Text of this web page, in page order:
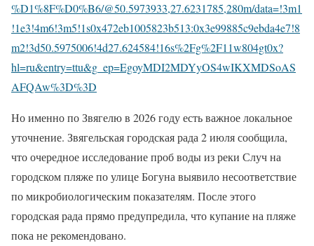
%D1%8F%D0%B6/@50.5973933,27.6231785,280m/data=!3m1
!1e3!4m6!3m5!1s0x472eb1005823b513:0x3e99885c9ebda4e7!8
m2!3d50.5975006!4d27.624584!16s%2Fg%2F11w804gt0x?
hl=ru&entry=ttu&g_ep=EgoyMDI2MDYyOS4wIKXMDSoAS
AFQAw%3D%3D
Но именно по Звягелю в 2026 году есть важное локальное
уточнение. Звягельская городская рада 2 июля сообщила,
что очередное исследование проб воды из реки Случ на
городском пляже по улице Богуна выявило несоответствие
по микробиологическим показателям. После этого
городская рада прямо предупредила, что купание на пляже
пока не рекомендовано.